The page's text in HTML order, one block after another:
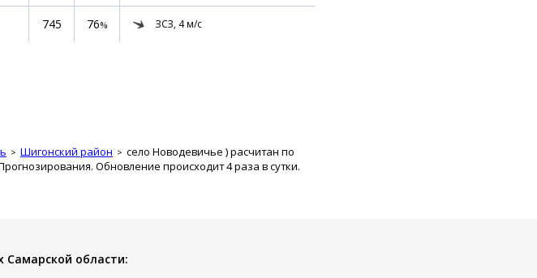
745 76% ЗСЗ, 4м/с
Шигонский район село Новодевичье ) расчитан по
Обновление происходит 4 раза в сутки.
Самарской области: